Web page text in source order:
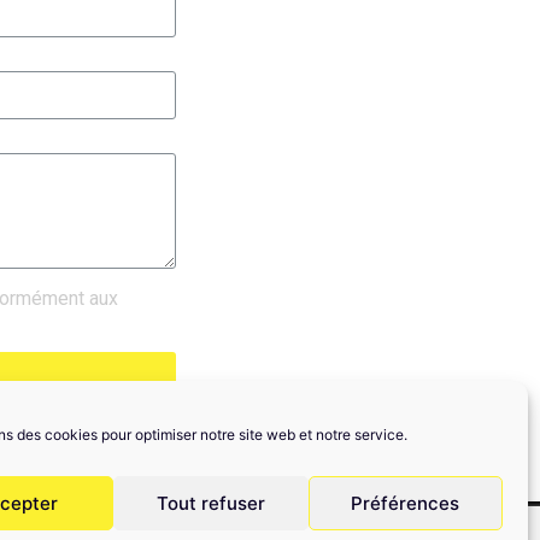
des cookies pour optimiser notre site web et notre service.
Tout refuser Préférences
aux
de confidentialité